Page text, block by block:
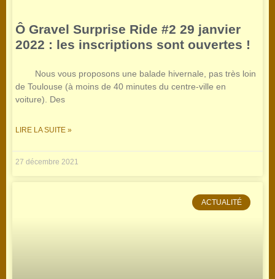
Ô Gravel Surprise Ride #2 29 janvier
2022 : les inscriptions sont ouvertes !
Nous vous proposons une balade hivernale, pas très loin
de Toulouse (à moins de 40 minutes du centre-ville en
voiture). Des
LIRE LA SUITE »
27 décembre 2021
ACTUALITÉ